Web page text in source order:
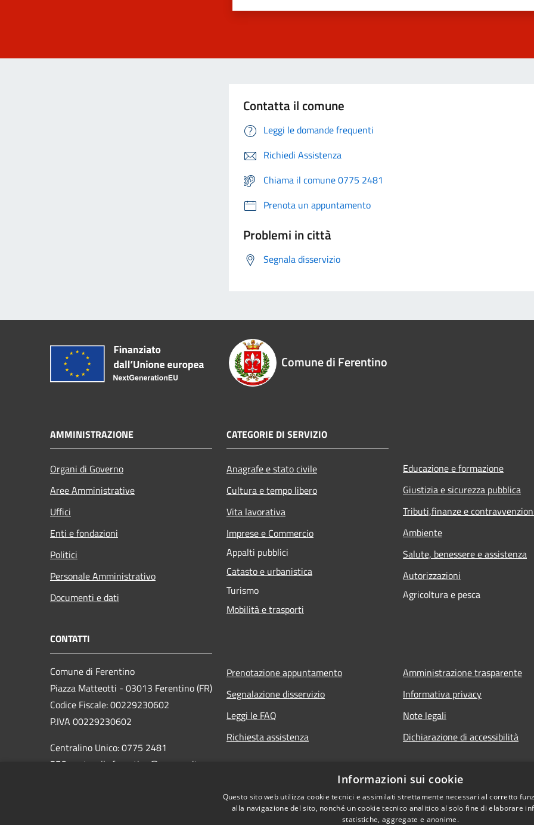
Contatta il comune
Leggi le domande frequenti
Richiedi Assistenza
Chiama il comune 0775 2481
Prenota un appuntamento
Problemi in città
Segnala disservizio
Comune di Ferentino
AMMINISTRAZIONE
Organi di Governo
Aree Amministrative
Uffici
Enti e fondazioni
Politici
Personale Amministrativo
Documenti e dati
CATEGORIE DI SERVIZIO
Anagrafe e stato civile
Cultura e tempo libero
Vita lavorativa
Imprese e Commercio
Appalti pubblici
Catasto e urbanistica
Turismo
Mobilità e trasporti
Educazione e formazione
Giustizia e sicurezza pubblica
Tributi,finanze e
Ambiente
Salute, benessere e assistenza
Autorizzazioni
Agricoltura e pesca
CONTATTI
Comune di Ferentino
Piazza Matteotti - 03013 Ferentino (FR)
Codice Fiscale: 00229230602
P.IVA 00229230602
Centralino Unico: 0775 2481
PEC: protocollo.ferentino@pec-cap.it
Prenotazione appuntamento
Segnalazione disservizio
Leggi le FAQ
Richiesta assistenza
Amministrazione trasparente
Informativa privacy
Note legali
Dichiarazione di accessibilità
Informazioni sui cookie
Questo sito web utilizza cookie tecnici e assimilati strettamente necessari al corretto
alla navigazione del sito, nonché un cookie tecnico analitico al solo fine di elaborare
statistiche, aggregate e anonime.